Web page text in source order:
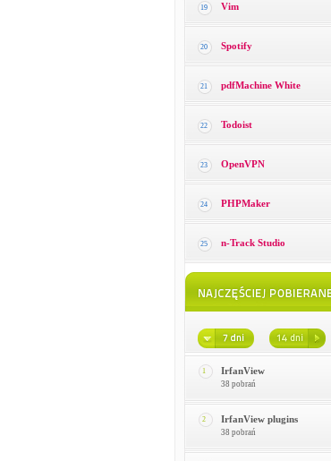
19 Vim
20 Spotify
21 pdfMachine White
22 Todoist
23 OpenVPN
24 PHPMaker
25 n-Track Studio
1 IrfanView
38 pobrań
2 IrfanView plugins
38 pobrań